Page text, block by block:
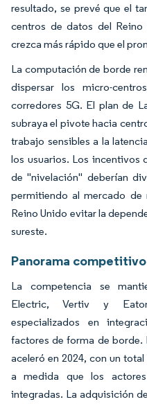
resultado, se prevé que el
centros de datos del
crezca más rápido que el
La computación de borde
dispersar los micro-
corredores 5G. El plan de
subraya el pivote hacia
trabajo sensibles a la
los usuarios. Los incentivos
de "nivelación" deberían
permitiendo al mercado de
Reino Unido evitar la
sureste.
Panorama competitivo
La competencia se
Electric, Vertiv y
especializados en
factores de forma de borde.
aceleró en 2024, con un
a medida que los
integradas. La adquisición